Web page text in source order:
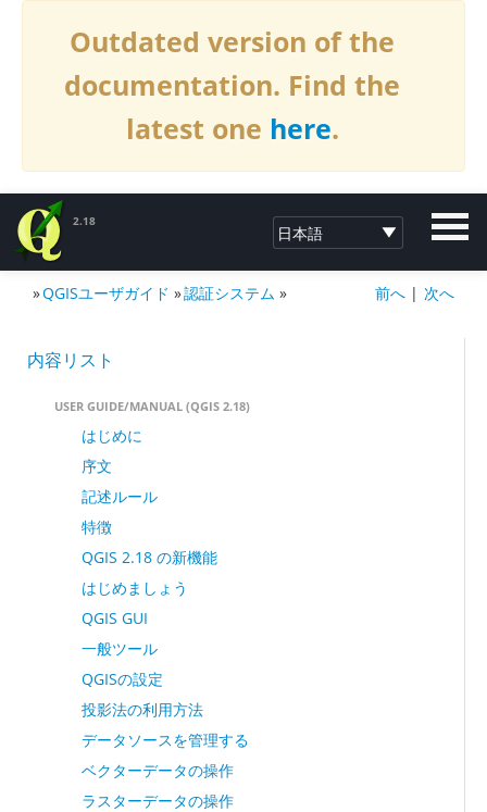
Outdated version of the
documentation. Find the
latest one here.
2.18
QGISへの寄付2.18 次へ
前へ |
»QGISユーザガイド »認証システム »
内容リスト
USER GUIDE/MANUAL (QGIS 2.18)
はじめに
序文
記述ルール
特徴
QGIS 2.18 の新機能
はじめましょう
QGIS GUI
一般ツール
QGISの設定
投影法の利用方法
データソースを管理する
ベクターデータの操作
ラスターデータの操作